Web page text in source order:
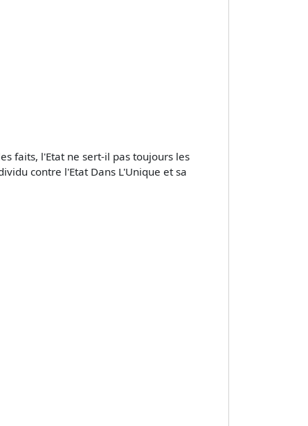
faits, l'Etat ne sert-il pas toujours les
contre l'Etat Dans L'Unique et sa